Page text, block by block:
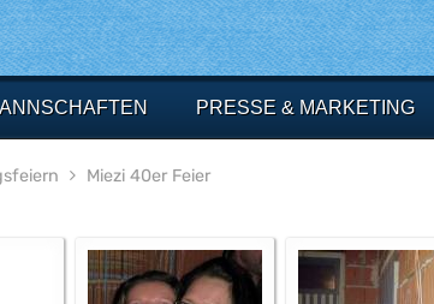
PRESSE & MARKETING
Miezi 40er Feier